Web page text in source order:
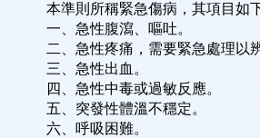
本準則所稱緊急傷病，其項目如
一、急性腹瀉、嘔吐。
二、急性疼痛，需要緊急處理以
三、急性出血。
四、急性中毒或過敏反應。
五、突發性體溫不穩定。
六、呼吸困難。